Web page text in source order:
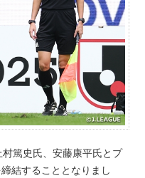
篤史氏、安藤康平氏とプ
結することとなりまし